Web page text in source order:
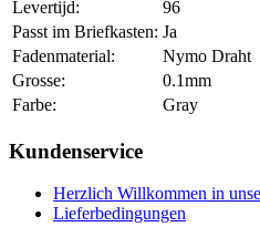
Levertijd:
96
Passt im Briefkasten: Ja
Fadenmaterial:
Nymo Draht
Grosse:
0.1mm
Farbe:
Gray
Kundenservice
Herzlich Willkommen in
Lieferbedingungen